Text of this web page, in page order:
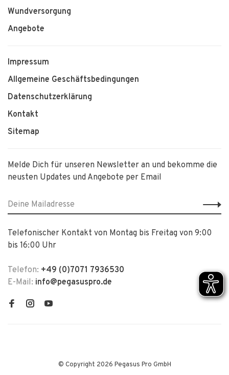
Wundversorgung
Angebote
Impressum
Allgemeine Geschäftsbedingungen
Datenschutzerklärung
Kontakt
Sitemap
Melde Dich für unseren Newsletter an und bekomme die
neusten Updates und Angebote per Email
Telefonischer Kontakt von Montag bis Freitag von 9:00
bis 16:00 Uhr
Telefon: +49 (0)7071 7936530
E-Mail: info@pegasuspro.de
© Copyright 2026 Pegasus Pro GmbH